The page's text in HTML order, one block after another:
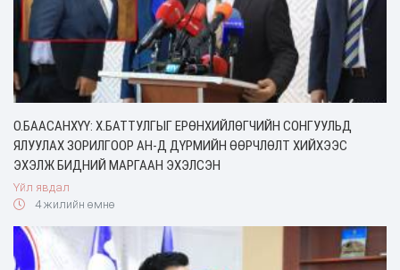
О.БААСАНХҮҮ: Х.БАТТУЛГЫГ ЕРӨНХИЙЛӨГЧИЙН СОНГУУЛЬД
ЯЛУУЛАХ ЗОРИЛГООР АН-Д ДҮРМИЙН ӨӨРЧЛӨЛТ ХИЙХЭЭС
ЭХЭЛЖ БИДНИЙ МАРГААН ЭХЭЛСЭН
Үйл явдал
4 жилийн өмнө